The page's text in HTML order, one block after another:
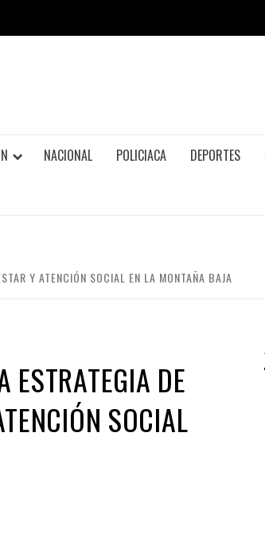
NACIONAL POLICIACA DEPORTES
Y ATENCIÓN SOCIAL EN LA MONTAÑA BAJA
ESTRATEGIA DE
SOCIAL